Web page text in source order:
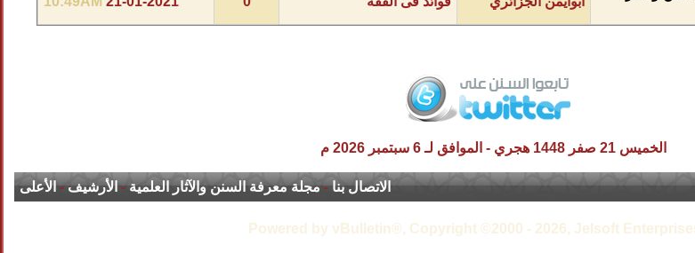
الخميس 21 صفر 1448 هجري - الموافق لـ 6 سبتمبر 2026 م
الاتصال بنا-مجلة معرفة السنن والآثار العلمية-الأرشيف-الأعلى
Powered by vBulletin®, Copyright ©2000 - 2026, Jelsoft